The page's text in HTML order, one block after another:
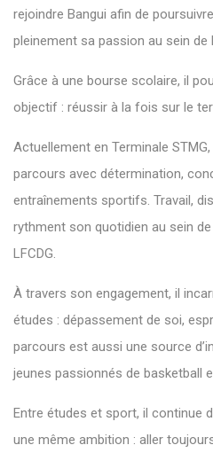
rejoindre Bangui afin de
pleinement sa passion au sein de
Grâce à une bourse scolaire, il
objectif : réussir à la fois sur le
Actuellement en Terminale
parcours avec détermination,
entraînements sportifs. Travail,
rythment son quotidien au sein
LFCDG.
À travers son engagement, il
études : dépassement de soi,
parcours est aussi une source
jeunes passionnés de basketball
Entre études et sport, il continue
une même ambition : aller